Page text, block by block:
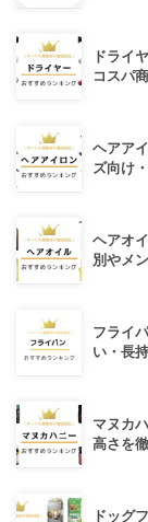
ドライ
コスパ商
ヘアア
ズ向け
ヘアオ
別やメ
フライ
い・長
マヌカ
高さを
ドッグ